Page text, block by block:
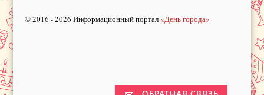
© 2016 - 2026 Информационный портал «День города»